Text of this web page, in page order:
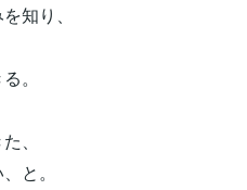
知り、
。
、
と。